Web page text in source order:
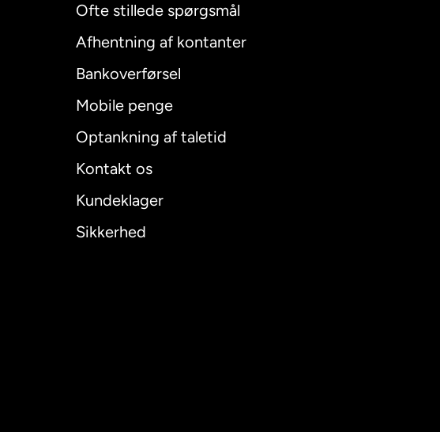
Ofte stillede spørgsmål
Afhentning af kontanter
Bankoverførsel
Mobile penge
Optankning af taletid
Kontakt os
Kundeklager
Sikkerhed